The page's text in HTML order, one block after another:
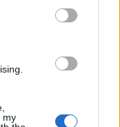
my
ennek köszönhető a
kérésére az